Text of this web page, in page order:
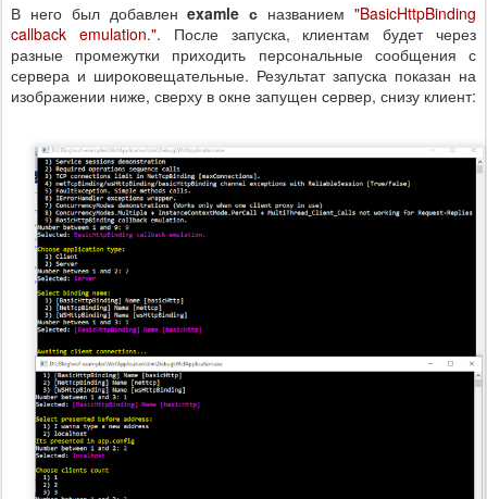
В него был добавленexamle с названием"BasicHttpBinding
callback emulation.". После запуска, клиентам будет через
разные промежутки приходить персональные сообщения с
сервера и широковещательные. Результат запуска показан на
изображении ниже, сверху в окне запущен сервер, снизу клиент: